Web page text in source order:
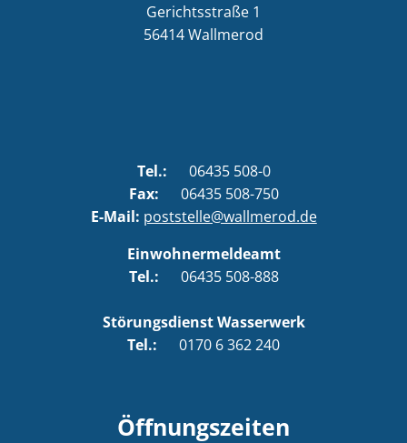
Gerichtsstraße 1
56414Wallmerod
Tel.:
06435 508-0
Fax: 06435 508-750
E-Mail: poststelle@wallmerod.de
Einwohnermeldeamt
Tel.: 06435 508-888
Störungsdienst Wasserwerk
Tel.: 0170 6 362 240
Öffnungszeiten